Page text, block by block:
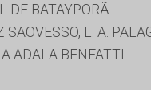
DE BATAYPORÃ
SAOVESSO, L. A.
ADALA BENFATTI